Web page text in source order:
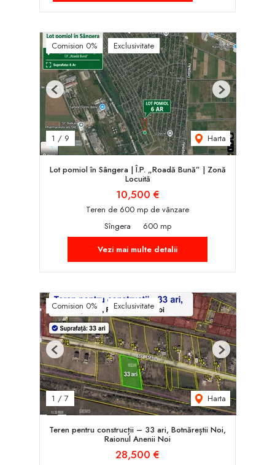
Comision 0% Exclusivitate
1 / 9 Harta
Previous Next
Lot pomiol în Sângera | Î.P. „Roadă Bună” | Zonă
Locuită
10,500 €
Teren de 600 mp de vânzare
Sîngera
600 mp
Vezi mai multe detalii
Comision 0% Exclusivitate
1 / 7 Harta
Previous Next
Teren pentru construcții – 33 ari, Botnăreștii Noi,
Raionul Anenii Noi
28,500 €